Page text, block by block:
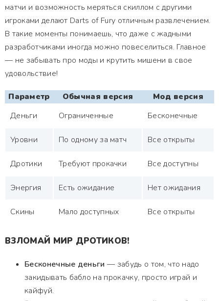
матчи и возможность меряться скиллом с другими
игроками делают Darts of Fury отличным развлечением.
В такие моменты понимаешь, что даже с жадными
разработчиками иногда можно повеселиться. Главное
— не забывать про моды и крутить мишени в свое
удовольствие!
Параметр Обычная версия
Мод версия
Деньги
Ограниченные Бесконечные
Уровни По одному за матч Все открыты
Дротики Требуют прокачки Все доступны
Энергия Есть ожидание Нет ожидания
Скины Мало доступных Все открыты
ВЗЛОМАЙ МИР ДРОТИКОВ!
Бесконечные деньги — забудь о том, что надо
закидывать бабло на прокачку, просто играй и
кайфуй.